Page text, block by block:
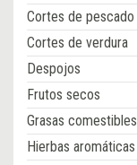
Cortes de pescado
Cortes de verdura
Despojos
Frutos secos
Grasas
Hierbas aromáticas